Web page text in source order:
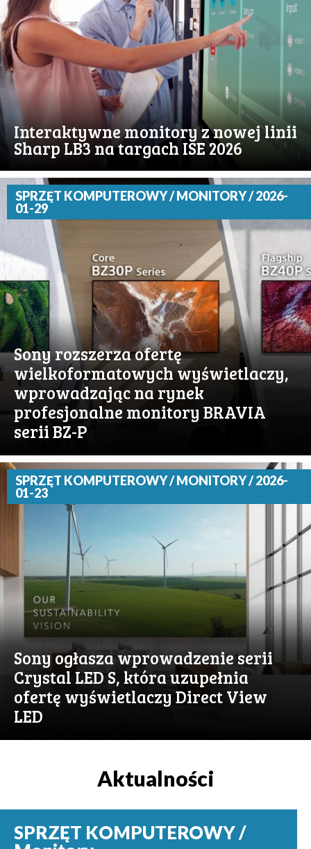
Interaktywne monitory z nowej linii
Sharp LB3 na targach ISE 2026
SPRZĘT KOMPUTEROWY / MONITORY / 2026-
01-29
Sony rozszerza ofertę
wielkoformatowych wyświetlaczy,
wprowadzając na rynek
profesjonalne monitory BRAVIA
serii BZ-P
SPRZĘT KOMPUTEROWY / MONITORY / 2026-
01-23
Sony ogłasza wprowadzenie serii
Crystal LED S, która uzupełnia
ofertę wyświetlaczy Direct View
LED
Aktualności
SPRZĘT KOMPUTEROWY /